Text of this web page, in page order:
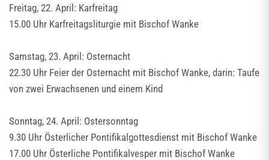
Freitag, 22. April: Karfreitag
15.00 Uhr Karfreitagsliturgie mit Bischof Wanke
Samstag, 23. April: Osternacht
22.30 Uhr Feier der Osternacht mit Bischof Wanke, darin: Taufe
von zwei Erwachsenen und einem Kind
Sonntag, 24. April: Ostersonntag
9.30 Uhr Österlicher Pontifikalgottesdienst mit Bischof Wanke
17.00 Uhr Österliche Pontifikalvesper mit Bischof Wanke